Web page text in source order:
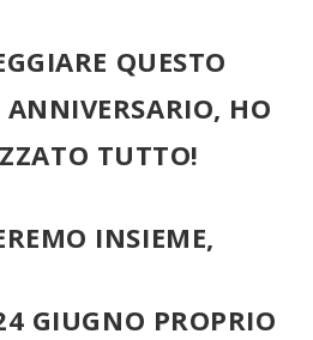
QUESTO
HO
TUTTO!
INSIEME,
GIUGNO PROPRIO